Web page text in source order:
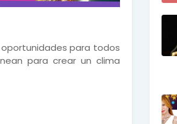
para todos
para crear un clima